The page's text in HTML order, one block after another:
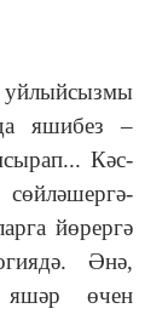
уйлыйсызмы
яшибез ‒
Кәс-
йөрергә
Әнә,
яшәр өчен